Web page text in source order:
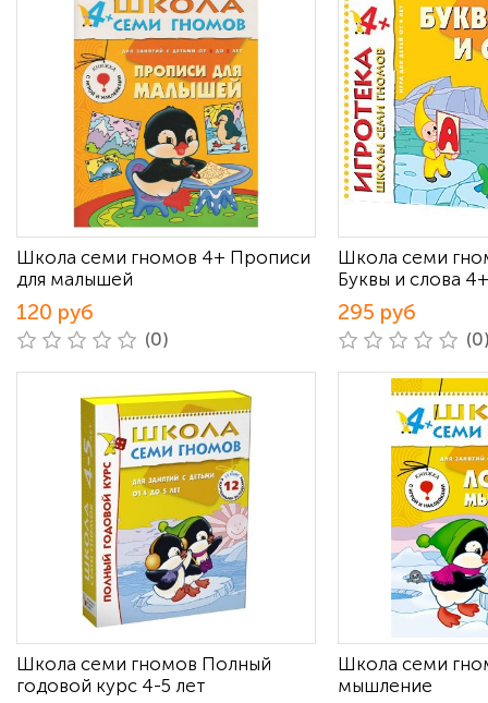
Школа семи гномов 4+ Прописи
для малышей
120 руб
(0)
Школа семи
Буквы и слова 4+
295 руб
Школа семи гномов Полный
годовой курс 4-5 лет
Школа семи
мышление